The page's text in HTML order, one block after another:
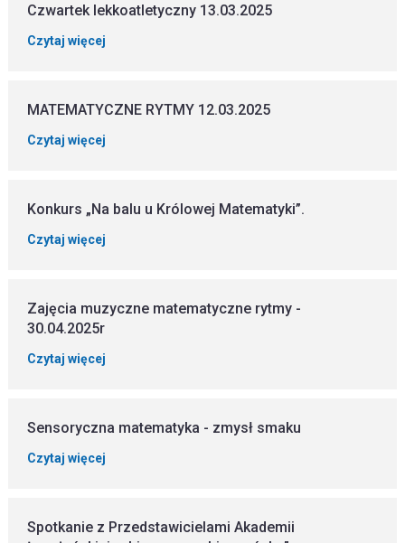
Czwartek lekkoatletyczny 13.03.2025
Czytaj więcej
MATEMATYCZNE RYTMY 12.03.2025
Czytaj więcej
Konkurs „Na balu u Królowej Matematyki”.
Czytaj więcej
Zajęcia muzyczne matematyczne rytmy -
30.04.2025r
Czytaj więcej
Sensoryczna matematyka - zmysł smaku
Czytaj więcej
Spotkanie z Przedstawicielami Akademii